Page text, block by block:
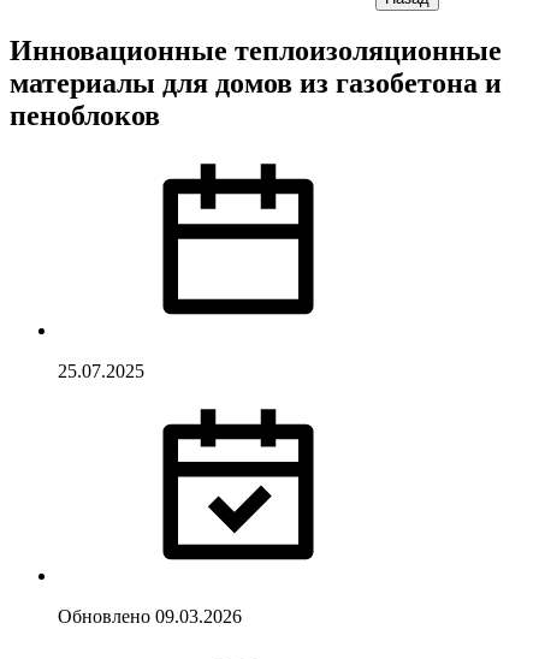
Инновационные теплоизоляционные
материалы для домов из газобетона и
пеноблоков
25.07.2025
Обновлено 09.03.2026